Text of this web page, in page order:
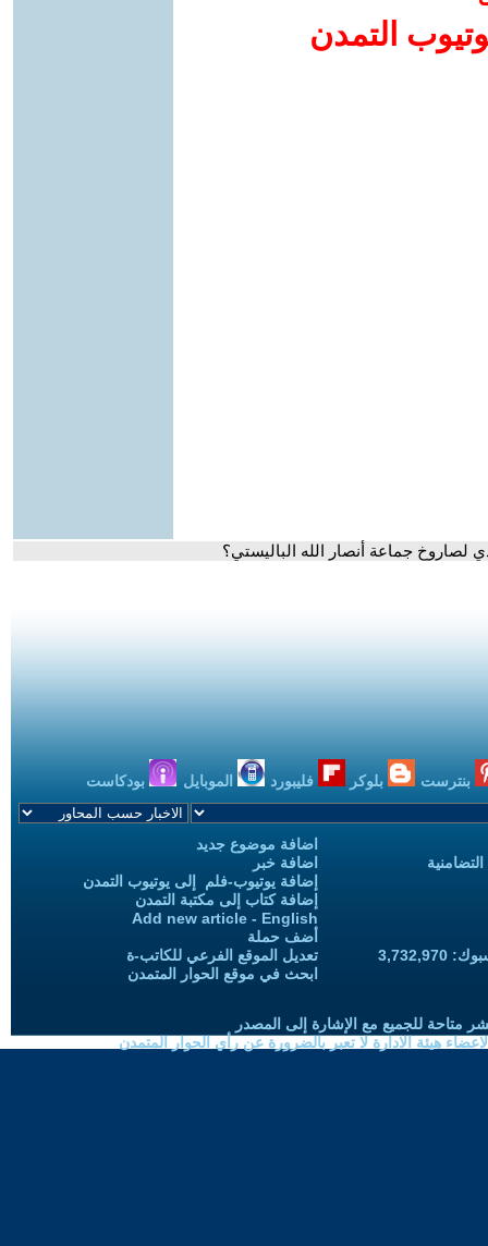
التمدن
جماعة أنصار الله الباليستي؟
بنترست بلوكر فليبورد الموبايل بودكاست
اضافة موضوع جديد
اضافة خبر
إضافة يوتيوب-فلم إلى يوتيوب التمدن
إضافة كتاب إلى مكتبة التمدن
Add new article - English
أضف حملة
تعديل الموقع الفرعي للكاتب-ة
ابحث في موقع الحوار المتمدن
متاحة للجميع مع الإشارة إلى المصدر
هيئة الادارة لا تعبر بالضرورة عن رأي الحوار المتمدن